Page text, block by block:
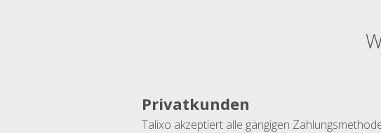
Privatkunden
Talixo akzeptiert alle gängigen